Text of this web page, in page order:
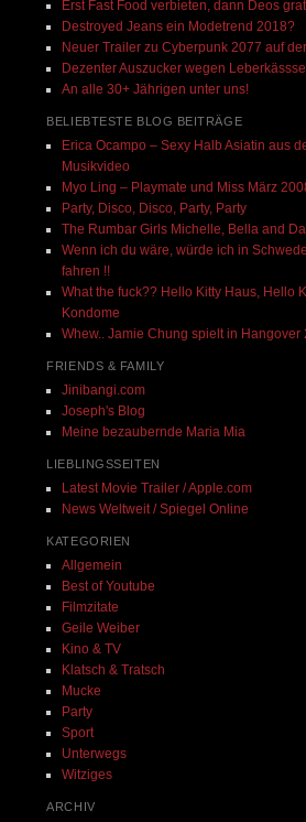
Erst Fast Food verbieten, dann Deos
Destroyed Jeans ein Modetrend 2018?
Neuer Trailer zu Cyberpunk 2077 auf
Dezenter Auszucker wegen
An alle 30+ Jährigen unter uns!
BELIEBTESTE BLOG BEITRÄGE
Erica Ocampo – Sexy Halb Asiatin aus
Musikvideo
Myo Ling – Playmate und Miss März
Party, Disco, Disco, Party, Party
The Rumbar Girls Michelle, Bella and
Wenn ich du wäre, würde ich in
fahren !!
What the fuck?? Hello Kitty Haus, Hello
Kondome
Whew.. Jamie Chung spielt in Hangover
FRIENDS & FAMILY
Jinibangi.com
Joseph's Blog
Meine bezaubernde Maria Mia
LIEBLINGSSEITEN
Latest Movie Trailer / Apple.com
News Weltweit / Spiegel Online
KATEGORIEN
Allgemein
Best of Youtube
Filmzitate
Geile Weiber
Kino & TV
Klatsch & Tratsch
Mucke
Party
Sport
Unterwegs
Witziges
ARCHIV